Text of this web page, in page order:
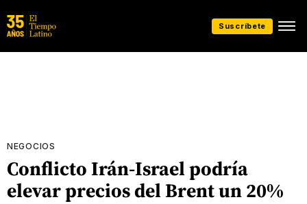
Suscríbete
NEGOCIOS
Conflicto Irán-Israel podría
elevar precios del Brent un 20%